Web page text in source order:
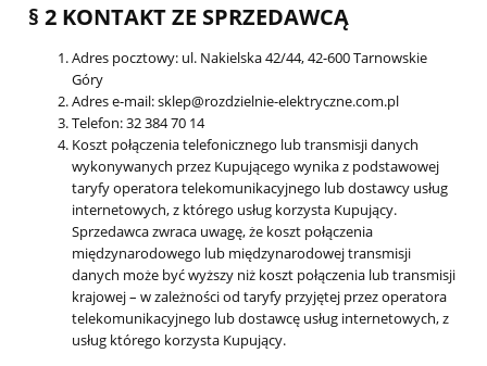
§ 2 KONTAKT ZE SPRZEDAWCĄ
Adres pocztowy: ul. Nakielska 42/44, 42-600 Tarnowskie
Góry
Adres e-mail: sklep@rozdzielnie-elektryczne.com.pl
Telefon: 32 384 70 14
Koszt połączenia telefonicznego lub transmisji danych
wykonywanych przez Kupującego wynika z podstawowej
taryfy operatora telekomunikacyjnego lub dostawcy usług
internetowych, z którego usług korzysta Kupujący.
Sprzedawca zwraca uwagę, że koszt połączenia
międzynarodowego lub międzynarodowej transmisji
danych może być wyższy niż koszt połączenia lub transmisji
krajowej – w zależności od taryfy przyjętej przez operatora
telekomunikacyjnego lub dostawcę usług internetowych, z
usług którego korzysta Kupujący.